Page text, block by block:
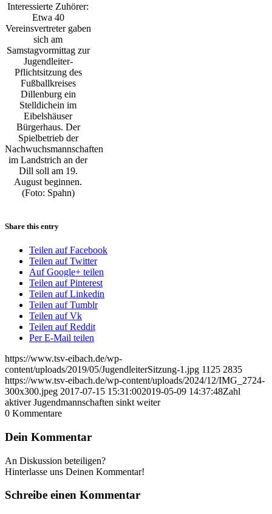
Interessierte Zuhörer:
Etwa 40
Vereinsvertreter gaben
sich am
Samstagvormittag zur
Jugendleiter-
Pflichtsitzung des
Fußballkreises
Dillenburg ein
Stelldichein im
Eibelshäuser
Bürgerhaus. Der
Spielbetrieb der
Nachwuchsmannschaften
im Landstrich an der
Dill soll am 19.
August beginnen.
(Foto: Spahn)
Share this entry
Teilen auf Facebook
Teilen auf Twitter
Auf Google+ teilen
Teilen auf Pinterest
Teilen auf Linkedin
Teilen auf Tumblr
Teilen auf Vk
Teilen auf Reddit
Per E-Mail teilen
https://www.tsv-eibach.de/wp-
content/uploads/2019/05/JugendleiterSitzung-1.jpg 1125 2835
https://www.tsv-eibach.de/wp-content/uploads/2024/12/IMG_2724-
300x300.jpeg 2017-07-15 15:31:002019-05-09 14:37:48Zahl
aktiver Jugendmannschaften sinkt weiter
0 Kommentare
Dein Kommentar
An Diskussion beteiligen?
Hinterlasse uns Deinen Kommentar!
Schreibe einen Kommentar